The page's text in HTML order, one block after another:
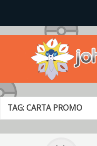
Johto World
Le novità più frizzanti
TAG:CARTA PROMO